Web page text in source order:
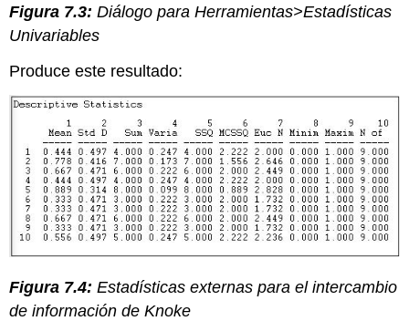
Figura 7.3: Diálogo para Herramientas>Estadísticas
Univariables
Produce este resultado:
Figura 7.4: Estadísticas externas para el intercambio
de información de Knoke